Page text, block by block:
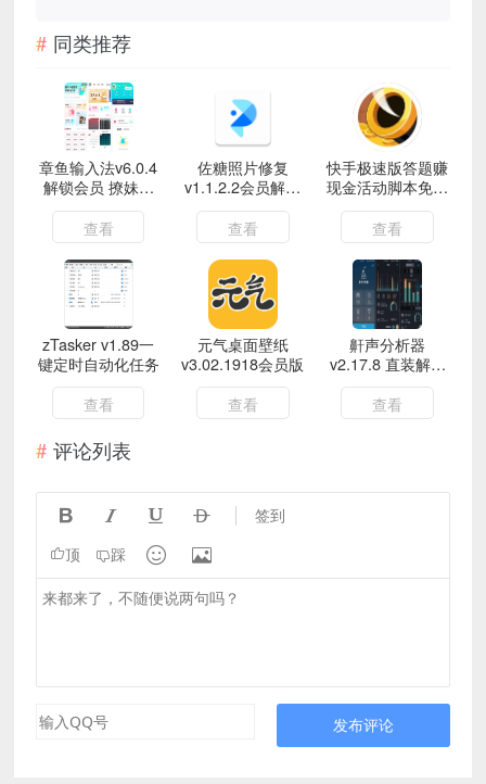
同类推荐
章鱼输入法v6.0.4
解锁会员 撩妹必
备输入法
查看
佐糖照片修复
v1.1.2.2会员解锁
版
查看
快手极速版答题赚
现金活动脚本免费
分享
查看
zTasker v1.89一
键定时自动化任务
查看
元气桌面壁纸
v3.02.1918会员版
查看
鼾声分析器
v2.17.8 直装解锁
高级版
查看
评论列表
    签到
顶 踩  
发布评论